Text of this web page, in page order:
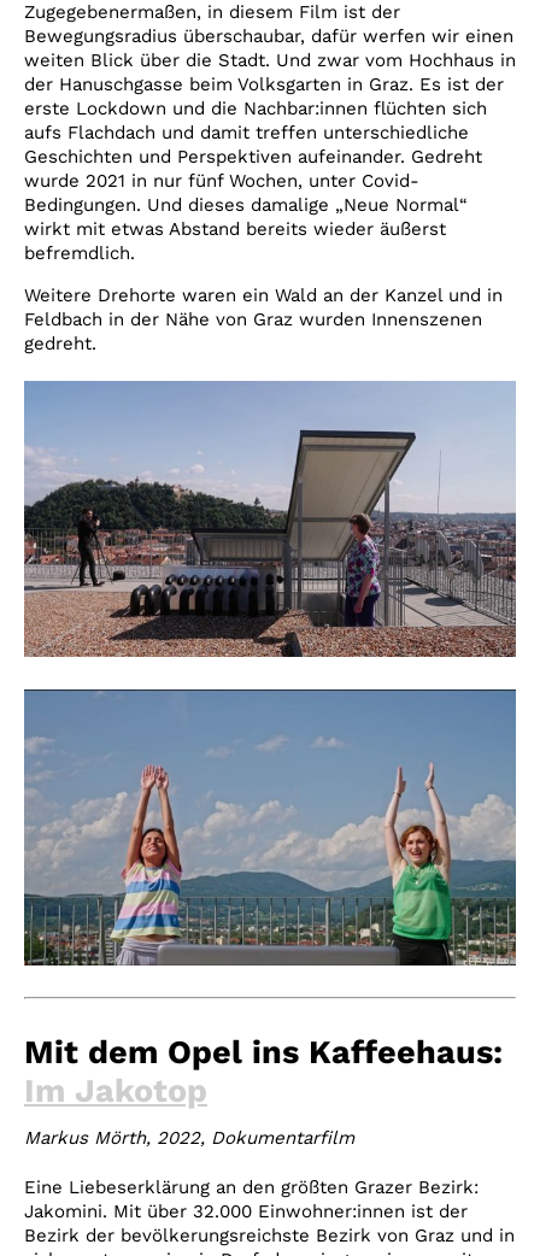
Zugegebenermaßen, in diesem Film ist der
Bewegungsradius überschaubar, dafür werfen wir einen
weiten Blick über die Stadt. Und zwar vom Hochhaus in
der Hanuschgasse beim Volksgarten in Graz. Es ist der
erste Lockdown und die Nachbar:innen flüchten sich
aufs Flachdach und damit treffen unterschiedliche
Geschichten und Perspektiven aufeinander. Gedreht
wurde 2021 in nur fünf Wochen, unter Covid-
Bedingungen. Und dieses damalige „Neue Normal“
wirkt mit etwas Abstand bereits wieder äußerst
befremdlich.
Weitere Drehorte waren ein Wald an der Kanzel und in
Feldbach in der Nähe von Graz wurden Innenszenen
gedreht.
Mit dem Opel ins Kaffeehaus:
Im Jakotop
Markus Mörth, 2022, Dokumentarfilm
Eine Liebeserklärung an den größten Grazer Bezirk:
Jakomini. Mit über 32.000 Einwohner:innen ist der
Bezirk der bevölkerungsreichste Bezirk von Graz und in